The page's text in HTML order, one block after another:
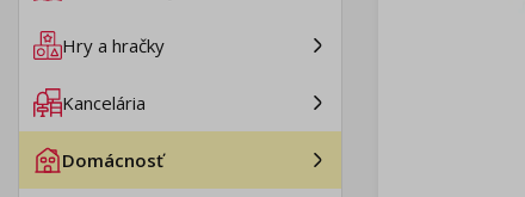
Hry a hračky
Kancelária
Domácnosť